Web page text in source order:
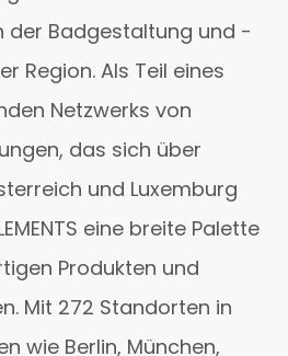
der Badgestaltung und -
Region. Als Teil eines
Netzwerks von
das sich über
und Luxemburg
eine breite Palette
Produkten und
Mit 272 Standorten in
wie Berlin, München,